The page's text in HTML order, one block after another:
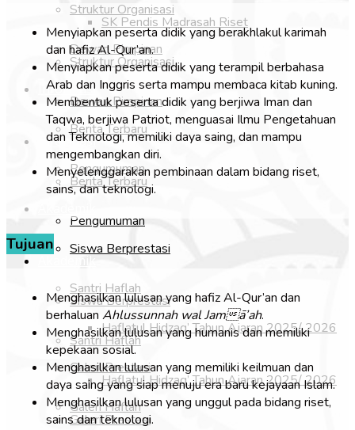
Struktur Organisasi
Dewan Pimpinan
Informasi
Berita Terbaru
Pengumuman
Siswa Berprestasi
Santri Haflah
Haflatul Hidzaq’ Tahun Ajaran 2025/ 2026
Galeri Prestasi
Galeri Haflah
SK Pendis Madrasah Riset
Struktur Organisasi
Dewan Pimpinan
Informasi
Berita Terbaru
Pengumuman
Siswa Berprestasi
Santri Haflah
Haflatul Hidzaq’ Tahun Ajaran 2025/ 2026
Galeri Prestasi
Menyiapkan peserta didik yang berakhlakul karimah
dan hafiz Al-Qur’an.
Menyiapkan peserta didik yang terampil berbahasa
Arab dan Inggris serta mampu membaca kitab kuning.
Membentuk peserta didik yang berjiwa Iman dan
Taqwa, berjiwa Patriot, menguasai Ilmu Pengetahuan
dan Teknologi, memiliki daya saing, dan mampu
mengembangkan diri.
Menyelenggarakan pembinaan dalam bidang riset,
sains, dan teknologi.
Tujuan
Menghasilkan lulusan yang hafiz Al-Qur’an dan
berhaluan Ahlussunnah wal Jamā’ah.
Menghasilkan lulusan yang humanis dan memiliki
kepekaan sosial.
Menghasilkan lulusan yang memiliki keilmuan dan
daya saing yang siap menuju era baru kejayaan Islam.
Menghasilkan lulusan yang unggul pada bidang riset,
sains dan teknologi.